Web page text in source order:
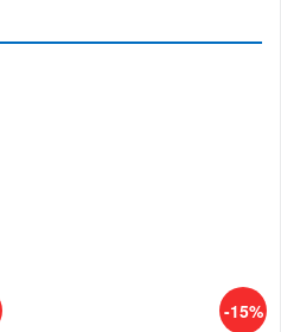
-15%